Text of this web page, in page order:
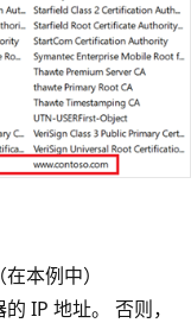
本例中）
IP 地址。 否则，